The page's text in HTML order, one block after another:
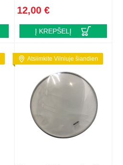
12,00 €
Į KREPŠELĮ
Atsiimkite Vilniuje šiandien